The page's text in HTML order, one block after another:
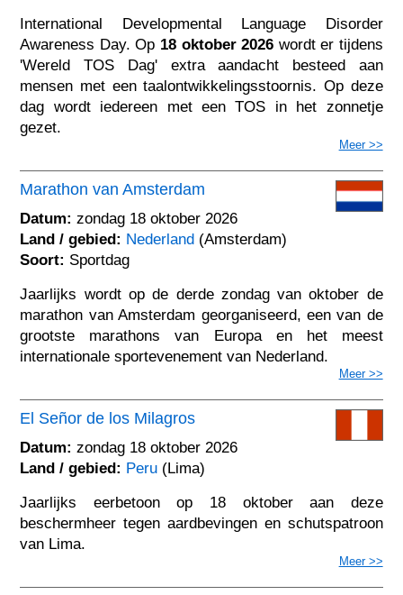
International Developmental Language Disorder
Awareness Day. Op 18 oktober 2026 wordt er tijdens
'Wereld TOS Dag' extra aandacht besteed aan
mensen met een taalontwikkelingsstoornis. Op deze
dag wordt iedereen met een TOS in het zonnetje
gezet.
Meer >>
Marathon van Amsterdam
Datum: zondag 18 oktober 2026
Land / gebied: Nederland (Amsterdam)
Soort: Sportdag
Jaarlijks wordt op de derde zondag van oktober de
marathon van Amsterdam georganiseerd, een van de
grootste marathons van Europa en het meest
internationale sportevenement van Nederland.
Meer >>
El Señor de los Milagros
Datum: zondag 18 oktober 2026
Land / gebied: Peru (Lima)
Jaarlijks eerbetoon op 18 oktober aan deze
beschermheer tegen aardbevingen en schutspatroon
van Lima.
Meer >>